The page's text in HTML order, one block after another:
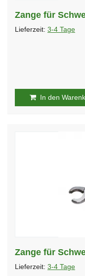
Zange für
Lieferzeit: 3-4 Tage
In den
Zange für
Lieferzeit: 3-4 Tage